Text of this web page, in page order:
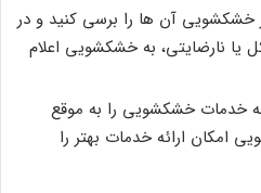
خشکشویی آن ها را برسی کنید و در
نارضایتی، به خشکشویی اعلام
خدمات خشکشویی را به موقع
امکان ارائه خدمات بهتر را